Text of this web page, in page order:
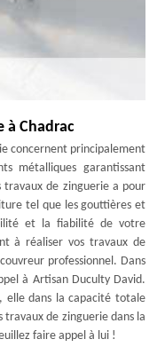
à Chadrac
concernent principalement
métalliques garantissant
travaux de zinguerie a pour
tel que les gouttières et
et la fiabilité de votre
à réaliser vos travaux de
professionnel. Dans
à Artisan Duculty David.
elle dans la capacité totale
travaux de zinguerie dans la
faire appel à lui !